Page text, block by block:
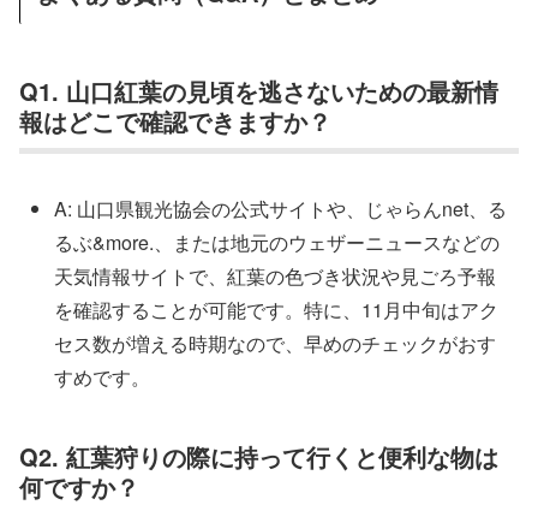
Q1. 山口紅葉の見頃を逃さないための最新情
報はどこで確認できますか？
A: 山口県観光協会の公式サイトや、じゃらんnet、る
るぶ&more.、または地元のウェザーニュースなどの
天気情報サイトで、紅葉の色づき状況や見ごろ予報
を確認することが可能です。特に、11月中旬はアク
セス数が増える時期なので、早めのチェックがおす
すめです。
Q2. 紅葉狩りの際に持って行くと便利な物は
何ですか？